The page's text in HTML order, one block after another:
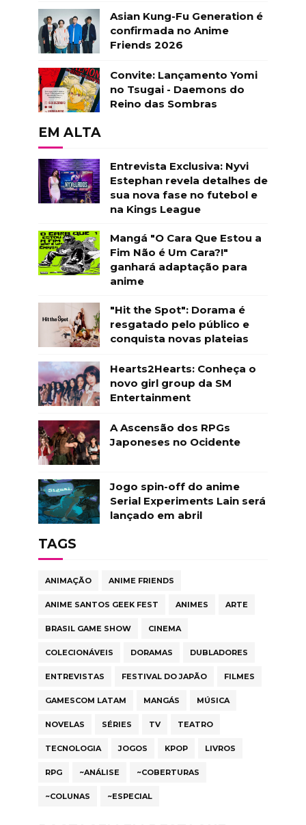
Asian Kung-Fu Generation é
confirmada no Anime
Friends 2026
Convite: Lançamento Yomi
no Tsugai - Daemons do
Reino das Sombras
EM ALTA
Entrevista Exclusiva: Nyvi
Estephan revela detalhes de
sua nova fase no futebol e
na Kings League
Mangá "O Cara Que Estou a
Fim Não é Um Cara?!"
ganhará adaptação para
anime
"Hit the Spot": Dorama é
resgatado pelo público e
conquista novas plateias
Hearts2Hearts: Conheça o
novo girl group da SM
Entertainment
A Ascensão dos RPGs
Japoneses no Ocidente
Jogo spin-off do anime
Serial Experiments Lain será
lançado em abril
TAGS
ANIMAÇÃO ANIME FRIENDS
ANIME SANTOS GEEK FEST ANIMES ARTE
BRASIL GAME SHOW CINEMA
COLECIONÁVEIS DORAMAS DUBLADORES
ENTREVISTAS FESTIVAL DO JAPÃO FILMES
GAMESCOM LATAM MANGÁS MÚSICA
NOVELAS SÉRIES TV TEATRO
TECNOLOGIA JOGOS KPOP LIVROS
RPG ~ANÁLISE ~COBERTURAS
~COLUNAS ~ESPECIAL